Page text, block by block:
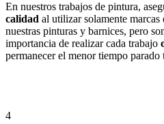
En nuestros trabajos de pintura,
calidad al utilizar solamente
nuestras pinturas y barnices, pero
importancia de realizar cada trabajo
permanecer el menor tiempo
4